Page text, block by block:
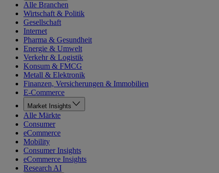
Alle Branchen
Wirtschaft & Politik
Gesellschaft
Internet
Pharma & Gesundheit
Energie & Umwelt
Verkehr & Logistik
Konsum & FMCG
Metall & Elektronik
Finanzen, Versicherungen & Immobilien
E-Commerce
Market Insights
Alle Märkte
Consumer
eCommerce
Mobility
Consumer Insights
eCommerce Insights
Research AI